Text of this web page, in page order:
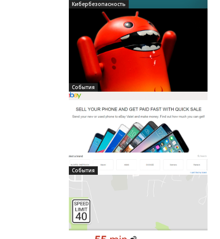
Кибербезопасность
События
События